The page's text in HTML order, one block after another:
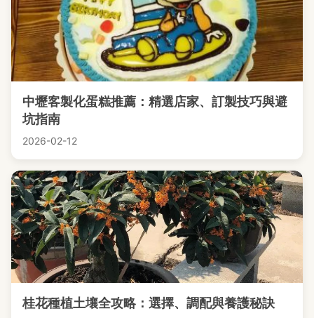
中壢客製化蛋糕推薦：精選店家、訂製技巧與避
坑指南
2026-02-12
桂花種植土壤全攻略：選擇、調配與養護秘訣